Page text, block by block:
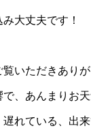
大丈夫です！
いただきありが
、あんまりお
れている、出